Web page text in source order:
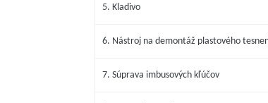
5. Kladivo
6. Nástroj na demontáž plastového
7. Súprava imbusových kľúčov